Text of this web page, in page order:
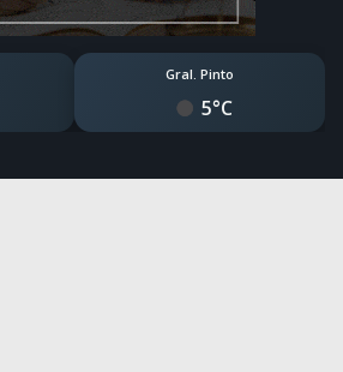
Gral. Pinto
5°C